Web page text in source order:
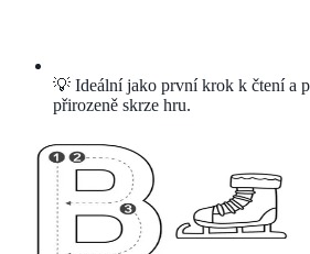
💡 Ideální jako první krok k čtení a
přirozeně skrze hru.